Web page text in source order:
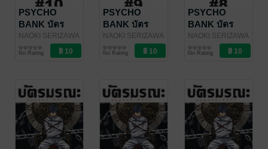
PSYCHO
BANK บัตร
มรณะ - EP 10
NAOKI SERIZAWA
Publishing
การ์ตูนรายตอน
No Rating
PSYCHO
BANK บัตร
มรณะ - EP 09
NAOKI SERIZAWA
Publishing
การ์ตูนรายตอน
No Rating
PSYCHO
BANK บัตร
มรณะ - EP 08
NAOKI SERIZAWA
Publishing
การ์ตูนรายตอน
No Rating